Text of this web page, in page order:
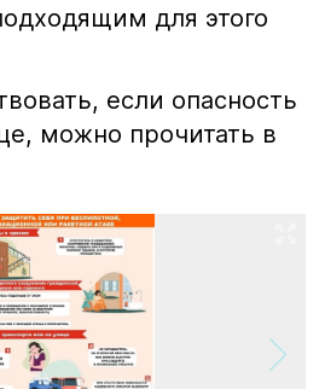
для этого
если опасность
можно прочитать в